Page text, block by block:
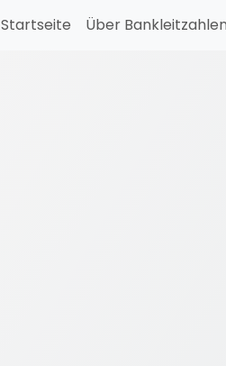
Startseite Über Bankleitzahlen